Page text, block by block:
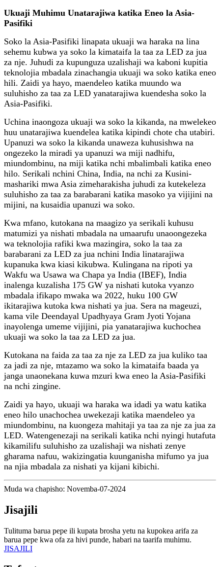
Ukuaji Muhimu Unatarajiwa katika Eneo la Asia-
Pasifiki
Soko la Asia-Pasifiki linapata ukuaji wa haraka na lina
sehemu kubwa ya soko la kimataifa la taa za LED za jua
za nje. Juhudi za kupunguza uzalishaji wa kaboni kupitia
teknolojia mbadala zinachangia ukuaji wa soko katika eneo
hili. Zaidi ya hayo, maendeleo katika muundo wa
suluhisho za taa za LED yanatarajiwa kuendesha soko la
Asia-Pasifiki.
Uchina inaongoza ukuaji wa soko la kikanda, na mwelekeo
huu unatarajiwa kuendelea katika kipindi chote cha utabiri.
Upanuzi wa soko la kikanda unaweza kuhusishwa na
ongezeko la miradi ya upanuzi wa miji nadhifu,
miundombinu, na miji katika nchi mbalimbali katika eneo
hilo. Serikali nchini China, India, na nchi za Kusini-
mashariki mwa Asia zimeharakisha juhudi za kutekeleza
suluhisho za taa za barabarani katika masoko ya vijijini na
mijini, na kusaidia upanuzi wa soko.
Kwa mfano, kutokana na maagizo ya serikali kuhusu
matumizi ya nishati mbadala na umaarufu unaoongezeka
wa teknolojia rafiki kwa mazingira, soko la taa za
barabarani za LED za jua nchini India linatarajiwa
kupanuka kwa kiasi kikubwa. Kulingana na ripoti ya
Wakfu wa Usawa wa Chapa ya India (IBEF), India
inalenga kuzalisha 175 GW ya nishati kutoka vyanzo
mbadala ifikapo mwaka wa 2022, huku 100 GW
ikitarajiwa kutoka kwa nishati ya jua. Sera na mageuzi,
kama vile Deendayal Upadhyaya Gram Jyoti Yojana
inayolenga umeme vijijini, pia yanatarajiwa kuchochea
ukuaji wa soko la taa za LED za jua.
Kutokana na faida za taa za nje za LED za jua kuliko taa
za jadi za nje, mtazamo wa soko la kimataifa baada ya
janga unaonekana kuwa mzuri kwa eneo la Asia-Pasifiki
na nchi zingine.
Zaidi ya hayo, ukuaji wa haraka wa idadi ya watu katika
eneo hilo unachochea uwekezaji katika maendeleo ya
miundombinu, na kuongeza mahitaji ya taa za nje za jua za
LED. Watengenezaji na serikali katika nchi nyingi hutafuta
kikamilifu suluhisho za uzalishaji wa nishati zenye
gharama nafuu, wakizingatia kuunganisha mifumo ya jua
na njia mbadala za nishati ya kijani kibichi.
Muda wa chapisho: Novemba-07-2024
Jisajili
Tulituma barua pepe ili kupata brosha yetu na kupokea arifa za
barua pepe kwa ofa za hivi punde, habari na taarifa muhimu.
JISAJILI